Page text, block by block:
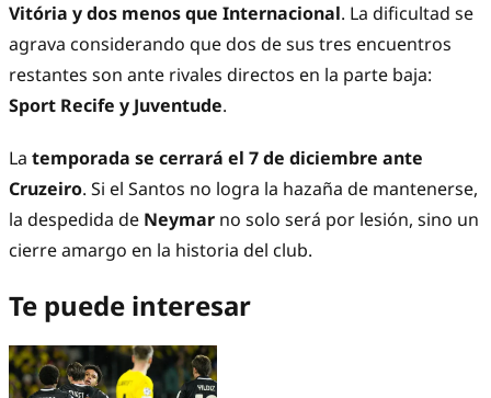
Vitória y dos menos que Internacional. La dificultad se
agrava considerando que dos de sus tres encuentros
restantes son ante rivales directos en la parte baja:
Sport Recife y Juventude.
La temporada se cerrará el 7 de diciembre ante
Cruzeiro. Si el Santos no logra la hazaña de mantenerse,
la despedida de Neymar no solo será por lesión, sino un
cierre amargo en la historia del club.
Te puede interesar